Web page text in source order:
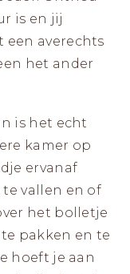
is en jij
averechts
het ander
is het echt
kamer op
ervanaf
vallen en of
het bolletje
pakken en te
hoeft je aan